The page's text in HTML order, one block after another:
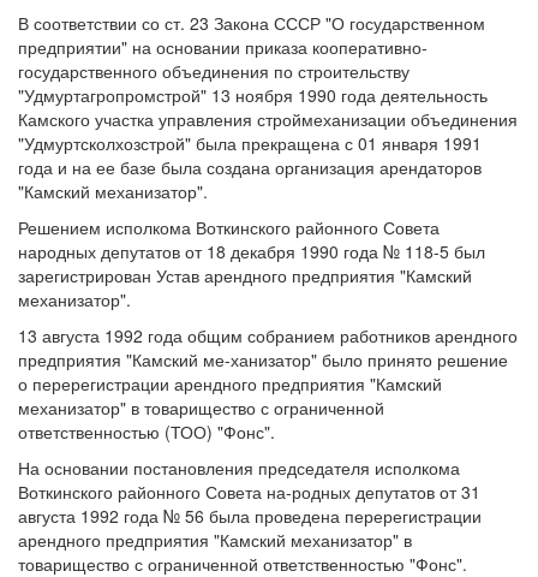
В соответствии со ст. 23 Закона СССР "О государственном
предприятии" на основании приказа кооперативно-
государственного объединения по строительству
"Удмуртагропромстрой" 13 ноября 1990 года деятельность
Камского участка управления строймеханизации объединения
"Удмуртсколхозстрой" была прекращена с 01 января 1991
года и на ее базе была создана организация арендаторов
"Камский механизатор".
Решением исполкома Воткинского районного Совета
народных депутатов от 18 декабря 1990 года № 118-5 был
зарегистрирован Устав арендного предприятия "Камский
механизатор".
13 августа 1992 года общим собранием работников арендного
предприятия "Камский ме-ханизатор" было принято решение
о перерегистрации арендного предприятия "Камский
механизатор" в товарищество с ограниченной
ответственностью (ТОО) "Фонс".
На основании постановления председателя исполкома
Воткинского районного Совета на-родных депутатов от 31
августа 1992 года № 56 была проведена перерегистрации
арендного предприятия "Камский механизатор" в
товарищество с ограниченной ответственностью "Фонс".